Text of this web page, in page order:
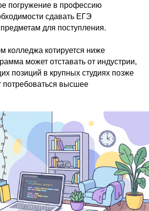
погружение в профессию
сдавать ЕГЭ
для поступления.
колледжа котируется ниже
может отставать от индустрии,
позиций в крупных студиях позже
потребоваться высшее